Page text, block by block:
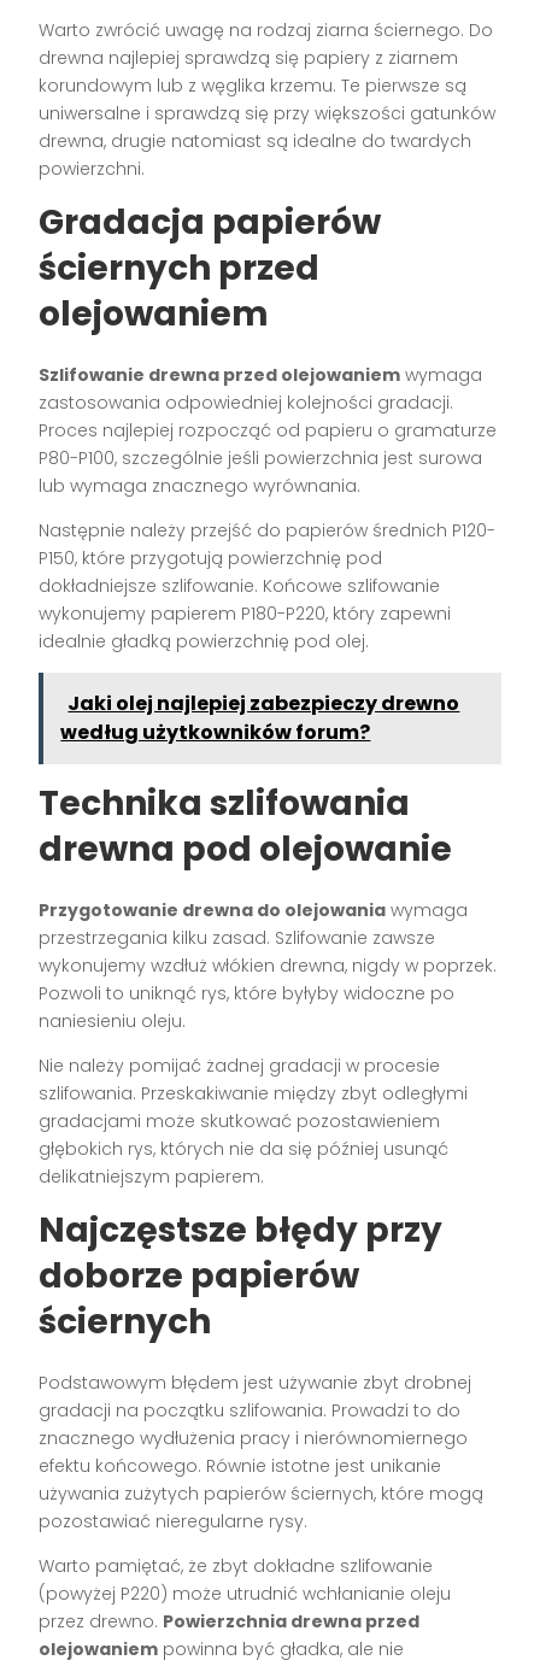
Warto zwrócić uwagę na rodzaj ziarna ściernego. Do
drewna najlepiej sprawdzą się papiery z ziarnem
korundowym lub z węglika krzemu. Te pierwsze są
uniwersalne i sprawdzą się przy większości gatunków
drewna, drugie natomiast są idealne do twardych
powierzchni.
Gradacja papierów
ściernych przed
olejowaniem
Szlifowanie drewna przed olejowaniem wymaga
zastosowania odpowiedniej kolejności gradacji.
Proces najlepiej rozpocząć od papieru o gramaturze
P80-P100, szczególnie jeśli powierzchnia jest surowa
lub wymaga znacznego wyrównania.
Następnie należy przejść do papierów średnich P120-
P150, które przygotują powierzchnię pod
dokładniejsze szlifowanie. Końcowe szlifowanie
wykonujemy papierem P180-P220, który zapewni
idealnie gładką powierzchnię pod olej.
Jaki olej najlepiej zabezpieczy drewno
według użytkowników forum?
Technika szlifowania
drewna pod olejowanie
Przygotowanie drewna do olejowania wymaga
przestrzegania kilku zasad. Szlifowanie zawsze
wykonujemy wzdłuż włókien drewna, nigdy w poprzek.
Pozwoli to uniknąć rys, które byłyby widoczne po
naniesieniu oleju.
Nie należy pomijać żadnej gradacji w procesie
szlifowania. Przeskakiwanie między zbyt odległymi
gradacjami może skutkować pozostawieniem
głębokich rys, których nie da się później usunąć
delikatniejszym papierem.
Najczęstsze błędy przy
doborze papierów
ściernych
Podstawowym błędem jest używanie zbyt drobnej
gradacji na początku szlifowania. Prowadzi to do
znacznego wydłużenia pracy i nierównomiernego
efektu końcowego. Równie istotne jest unikanie
używania zużytych papierów ściernych, które mogą
pozostawiać nieregularne rysy.
Warto pamiętać, że zbyt dokładne szlifowanie
(powyżej P220) może utrudnić wchłanianie oleju
przez drewno. Powierzchnia drewna przed
olejowaniem powinna być gładka, ale nie